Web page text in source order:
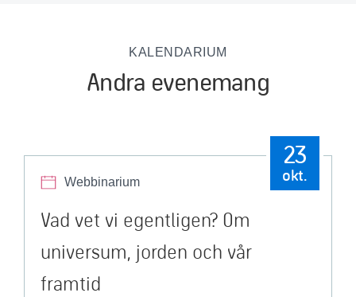
KALENDARIUM
Andra evenemang
Webbinarium
23
okt.
Vad vet vi egentligen? Om
universum, jorden och vår
framtid